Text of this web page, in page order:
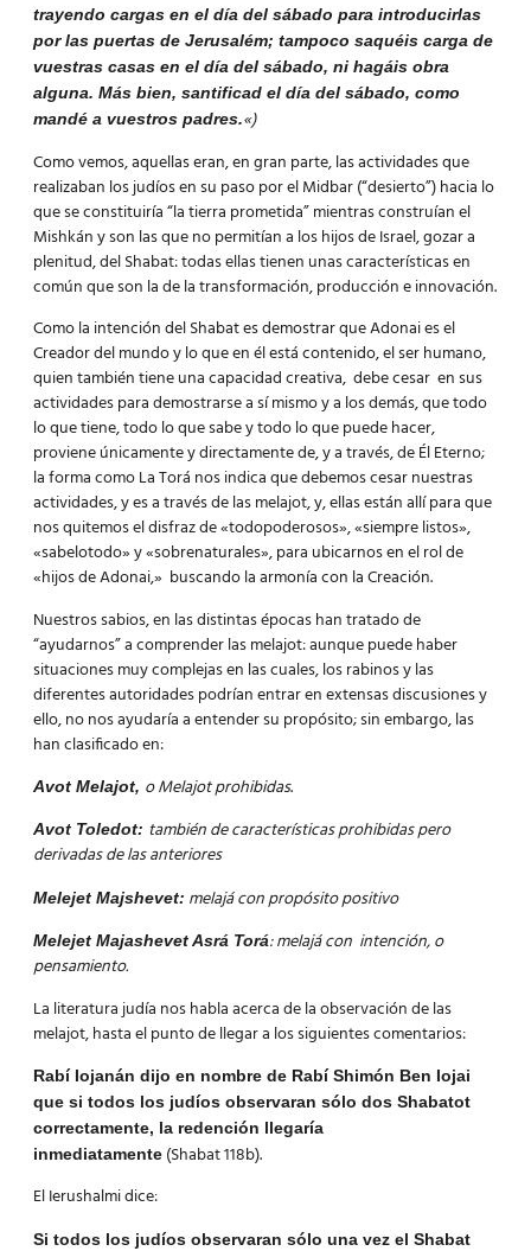
trayendo cargas en el día del sábado para introducirlas
por las puertas de Jerusalém; tampoco saquéis carga de
vuestras casas en el día del sábado, ni hagáis obra
alguna. Más bien, santificad el día del sábado, como
mandé a vuestros padres.«)
Como vemos, aquellas eran, en gran parte, las actividades que
realizaban los judíos en su paso por el Midbar (“desierto”) hacia lo
que se constituiría “la tierra prometida” mientras construían el
Mishkán y son las que no permitían a los hijos de Israel, gozar a
plenitud, del Shabat: todas ellas tienen unas características en
común que son la de la transformación, producción e innovación.
Como la intención del Shabat es demostrar que Adonai es el
Creador del mundo y lo que en él está contenido, el ser humano,
quien también tiene una capacidad creativa, debe cesar en sus
actividades para demostrarse a sí mismo y a los demás, que todo
lo que tiene, todo lo que sabe y todo lo que puede hacer,
proviene únicamente y directamente de, y a través, de Él Eterno;
la forma como La Torá nos indica que debemos cesar nuestras
actividades, y es a través de las melajot, y, ellas están allí para que
nos quitemos el disfraz de «todopoderosos», «siempre listos»,
«sabelotodo» y «sobrenaturales», para ubicarnos en el rol de
«hijos de Adonai,» buscando la armonía con la Creación.
Nuestros sabios, en las distintas épocas han tratado de
“ayudarnos” a comprender las melajot: aunque puede haber
situaciones muy complejas en las cuales, los rabinos y las
diferentes autoridades podrían entrar en extensas discusiones y
ello, no nos ayudaría a entender su propósito; sin embargo, las
han clasificado en:
Avot Melajot, o Melajot prohibidas.
Avot Toledot: también de características prohibidas pero
derivadas de las anteriores
Melejet Majshevet: melajá con propósito positivo
Melejet Majashevet Asrá Torá: melajá con intención, o
pensamiento.
La literatura judía nos habla acerca de la observación de las
melajot, hasta el punto de llegar a los siguientes comentarios:
Rabí Iojanán dijo en nombre de Rabí Shimón Ben Iojai
que si todos los judíos observaran sólo dos Shabatot
correctamente, la redención llegaría
inmediatamente (Shabat 118b).
El Ierushalmi dice:
Si todos los judíos observaran sólo una vez el Shabat